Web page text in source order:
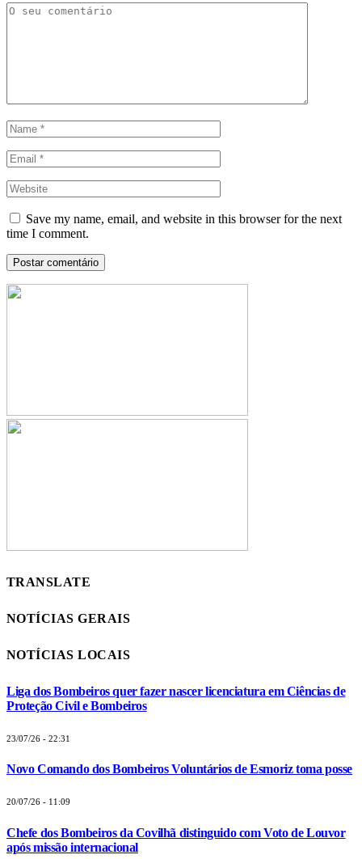
Save my name, email, and website in this browser for the next
time I comment.
TRANSLATE
NOTÍCIAS GERAIS
NOTÍCIAS LOCAIS
Liga dos Bombeiros quer fazer nascer licenciatura em Ciências de
Proteção Civil e Bombeiros
23/07/26 - 22:31
Novo Comando dos Bombeiros Voluntários de Esmoriz toma posse
20/07/26 - 11:09
Chefe dos Bombeiros da Covilhã distinguido com Voto de Louvor
após missão internacional